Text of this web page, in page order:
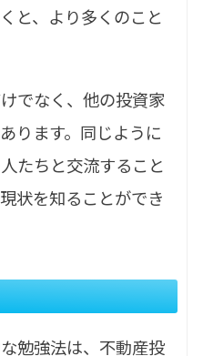
と、より多くのこと
でなく、他の投資家
ります。同じように
たちと交流すること
状を知ることができ
勉強法は、不動産投